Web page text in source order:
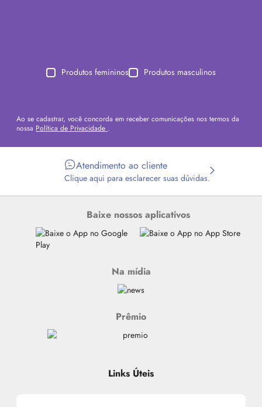
Produtos femininos Produtos masculinos
Ao se cadastrar, você concorda em receber comunicações nos termos da
nossa Política de Privacidade .
Atendimento ao cliente
Clique aqui para esclarecer suas dúvidas.
Baixe nossos aplicativos
Na mídia
Prêmio
Links Úteis